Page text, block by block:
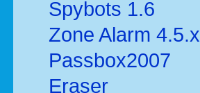
Spybots 1.6
Zone Alarm 4.5.x
Passbox2007
Eraser